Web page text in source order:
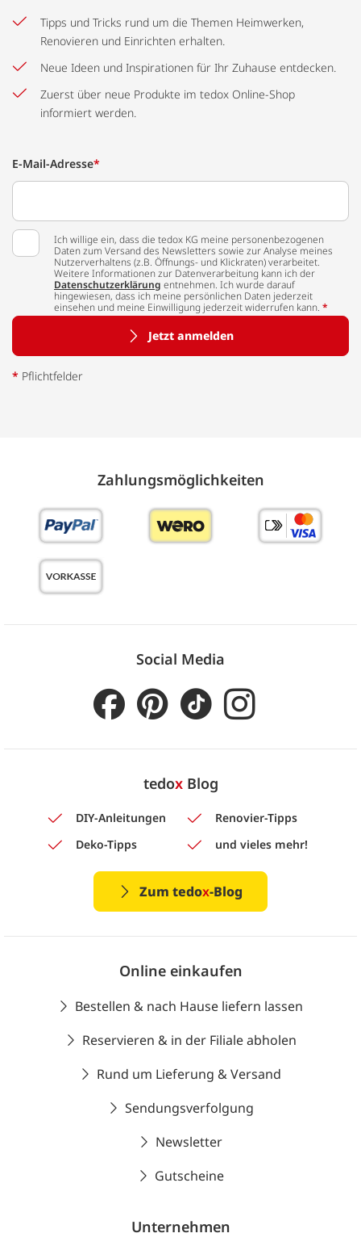
Tipps und Tricks rund um die Themen Heimwerken,
Renovieren und Einrichten erhalten.
Neue Ideen und Inspirationen für Ihr Zuhause entdecken.
Zuerst über neue Produkte im tedox Online-Shop
informiert werden.
E-Mail-Adresse*
Ich willige ein, dass die tedox KG meine personenbezogenen
Daten zum Versand des Newsletters sowie zur Analyse meines
Nutzerverhaltens (z.B. Öffnungs- und Klickraten) verarbeitet.
Weitere Informationen zur Datenverarbeitung kann ich der
Datenschutzerklärung entnehmen. Ich wurde darauf
hingewiesen, dass ich meine persönlichen Daten jederzeit
einsehen und meine Einwilligung jederzeit widerrufen kann. *
Jetzt anmelden
* Pflichtfelder
Zahlungs­möglich­keiten
Social Media
tedoxBlog
DIY-Anleitungen
Renovier-Tipps
Deko-Tipps
und vieles mehr!
Zum tedox-Blog
Online einkaufen
Bestellen & nach Hause liefern lassen
Reservieren & in der Filiale abholen
Rund um Lieferung & Versand
Sendungsverfolgung
Newsletter
Gutscheine
Unternehmen